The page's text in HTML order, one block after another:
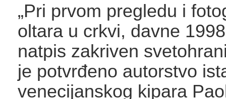
„Pri prvom pregledu i
oltara u crkvi, davne
natpis zakriven
je potvrđeno autorstvo
venecijanskog kipara